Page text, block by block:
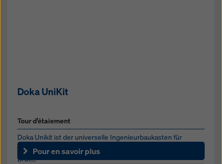
Doka UniKit
Tour d’étaiement
Doka Unikit ist der universelle Ingenieurbaukasten für
schwere Lasten im Infrastruktur- und Highrisebereich. Ob für
Brüc...
Pour en savoir plus